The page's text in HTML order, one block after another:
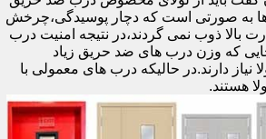
به صورتی است که دچار پوسیدگی،چرخش
بالا ذوب نمی گردند،در نتیجه امنیت درب
که وزن درب های ضد حریق زیاد
به 3 عدد لولا نیاز دارند.در حالیکه درب های معمولی با